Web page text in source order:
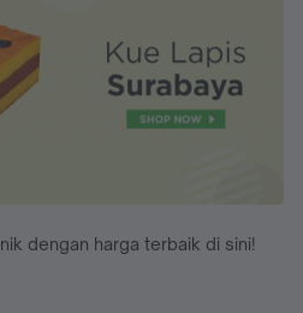
dengan harga terbaik di sini!